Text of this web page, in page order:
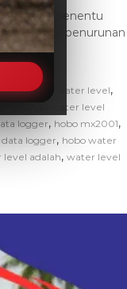
faktor penentu
penurunan
,cara kerja water level,
fungsi water level
logger, hobo mx2001,
logger, hobo water
level adalah, water level